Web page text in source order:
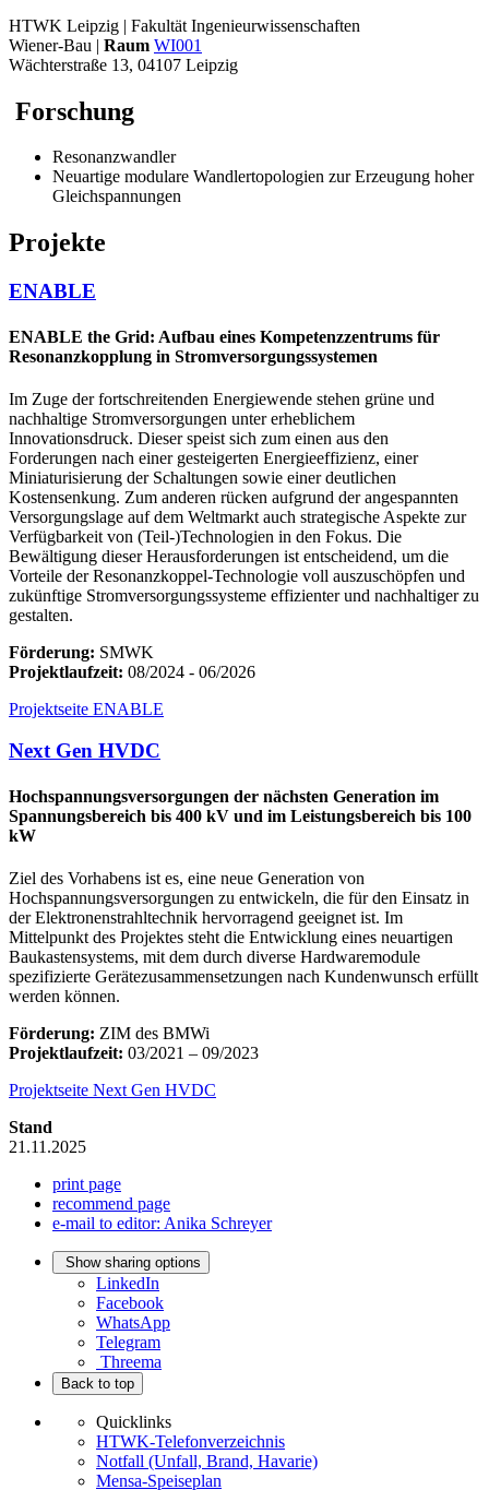
HTWK Leipzig | Fakultät Ingenieurwissenschaften
Wiener-Bau | Raum WI001
Wächterstraße 13, 04107 Leipzig
Forschung
Resonanzwandler
Neuartige modulare Wandlertopologien zur Erzeugung hoher
Gleichspannungen
Projekte
ENABLE
ENABLE the Grid: Aufbau eines Kompetenzzentrums für
Resonanzkopplung in Stromversorgungssystemen
Im Zuge der fortschreitenden Energiewende stehen grüne und
nachhaltige Stromversorgungen unter erheblichem
Innovationsdruck. Dieser speist sich zum einen aus den
Forderungen nach einer gesteigerten Energieeffizienz, einer
Miniaturisierung der Schaltungen sowie einer deutlichen
Kostensenkung. Zum anderen rücken aufgrund der angespannten
Versorgungslage auf dem Weltmarkt auch strategische Aspekte zur
Verfügbarkeit von (Teil-)Technologien in den Fokus. Die
Bewältigung dieser Herausforderungen ist entscheidend, um die
Vorteile der Resonanzkoppel-Technologie voll auszuschöpfen und
zukünftige Stromversorgungssysteme effizienter und nachhaltiger zu
gestalten.
Förderung: SMWK
Projektlaufzeit: 08/2024 - 06/2026
Projektseite ENABLE
Next Gen HVDC
Hochspannungsversorgungen der nächsten Generation im
Spannungsbereich bis 400 kV und im Leistungsbereich bis 100
kW
Ziel des Vorhabens ist es, eine neue Generation von
Hochspannungsversorgungen zu entwickeln, die für den Einsatz in
der Elektronenstrahltechnik hervorragend geeignet ist. Im
Mittelpunkt des Projektes steht die Entwicklung eines neuartigen
Baukastensystems, mit dem durch diverse Hardwaremodule
spezifizierte Gerätezusammensetzungen nach Kundenwunsch erfüllt
werden können.
Förderung: ZIM des BMWi
Projektlaufzeit: 03/2021 – 09/2023
Projektseite Next Gen HVDC
Stand
21.11.2025
print page
recommend page
e-mail to editor: Anika Schreyer
Show sharing options
LinkedIn
Facebook
WhatsApp
Telegram
Threema
Back to top
Quicklinks
HTWK-Telefonverzeichnis
Notfall (Unfall, Brand, Havarie)
Mensa-Speiseplan